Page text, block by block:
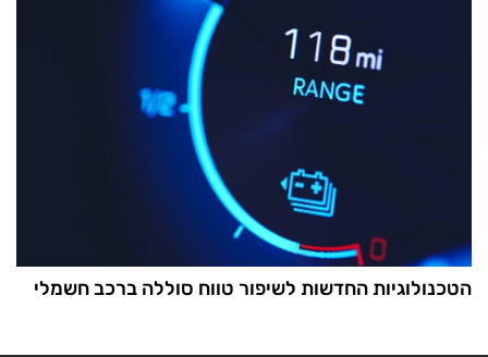
הטכנולוגיות החדשות לשיפור טווח סוללה ברכב חשמלי